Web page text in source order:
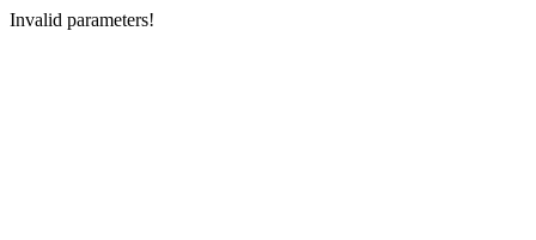
Invalid parameters!